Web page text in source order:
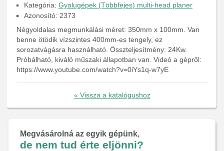
Kategória: Gyalugépek (Többfejes) multi-head planer
Azonosító: 2373
Négyoldalas megmunkálási méret: 350mm x 100mm. Van
benne ötödik vízszintes 400mm-es tengely, ez
sorozatvágásra használható. Összteljesítmény: 24Kw.
Próbálható, kiváló műszaki állapotban van. Videó a gépről:
https://www.youtube.com/watch?v=0iYs1q-w7yE
« Vissza a katalógushoz
Megvásárolná az egyik gépünk,
de nem tud érte eljönni?